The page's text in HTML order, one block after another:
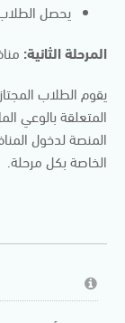
يحصل
المرحلة الثانية:
يقوم الطلاب
المتعلقة بالوعي
المنصة لدخول
الخاصة بكل مرحلة.